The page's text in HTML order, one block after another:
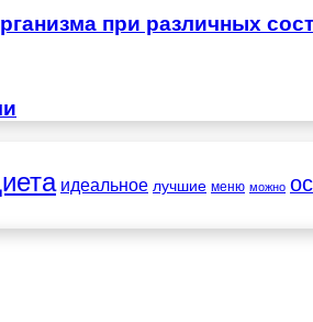
при различных
идеальное лучшие меню можно